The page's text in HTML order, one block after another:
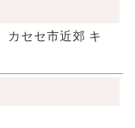
カセセ市近郊 キ